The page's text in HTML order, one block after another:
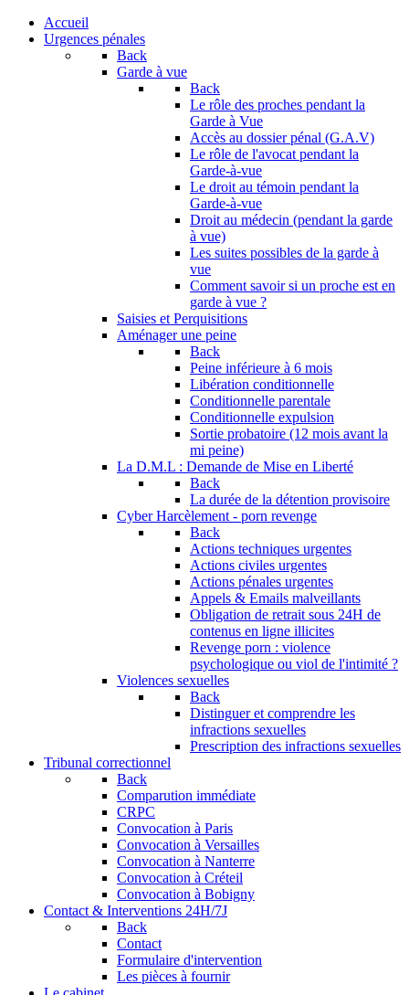
Accueil
Urgences pénales
Back
Garde à vue
Back
Le rôle des proches pendant la
Garde à Vue
Accès au dossier pénal (G.A.V)
Le rôle de l'avocat pendant la
Garde-à-vue
Le droit au témoin pendant la
Garde-à-vue
Droit au médecin (pendant la garde
à vue)
Les suites possibles de la garde à
vue
Comment savoir si un proche est en
garde à vue ?
Saisies et Perquisitions
Aménager une peine
Back
Peine inférieure à 6 mois
Libération conditionnelle
Conditionnelle parentale
Conditionnelle expulsion
Sortie probatoire (12 mois avant la
mi peine)
La D.M.L : Demande de Mise en Liberté
Back
La durée de la détention provisoire
Cyber Harcèlement - porn revenge
Back
Actions techniques urgentes
Actions civiles urgentes
Actions pénales urgentes
Appels & Emails malveillants
Obligation de retrait sous 24H de
contenus en ligne illicites
Revenge porn : violence
psychologique ou viol de l'intimité ?
Violences sexuelles
Back
Distinguer et comprendre les
infractions sexuelles
Prescription des infractions sexuelles
Tribunal correctionnel
Back
Comparution immédiate
CRPC
Convocation à Paris
Convocation à Versailles
Convocation à Nanterre
Convocation à Créteil
Convocation à Bobigny
Contact & Interventions 24H/7J
Back
Contact
Formulaire d'intervention
Les pièces à fournir